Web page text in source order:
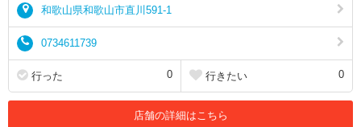
和歌山県和歌山市直川591-1
0734611739
行った 0 行きたい 0
店舗の詳細はこちら